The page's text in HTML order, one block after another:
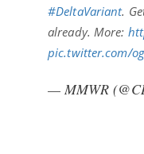
#DeltaVariant.
already. More:
pic.twitter.com/
— MMWR